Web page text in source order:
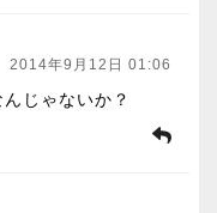
2014年9月12日 01:06
じゃないか？